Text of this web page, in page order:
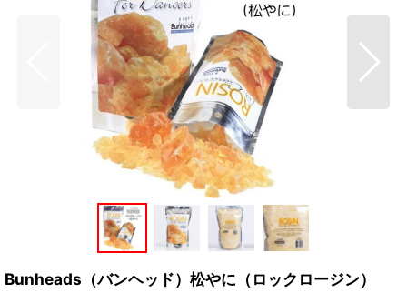
Bunheads（バンヘッド）松やに（ロックロージン）